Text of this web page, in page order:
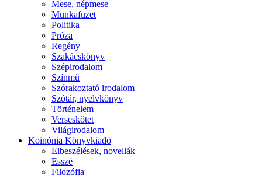
Mese, népmese
Munkafüzet
Politika
Próza
Regény
Szakácskönyv
Szépirodalom
Színmű
Szórakoztató irodalom
Szótár, nyelvkönyv
Történelem
Verseskötet
Világirodalom
Koinónia Könyvkiadó
Elbeszélések, novellák
Esszé
Filozófia